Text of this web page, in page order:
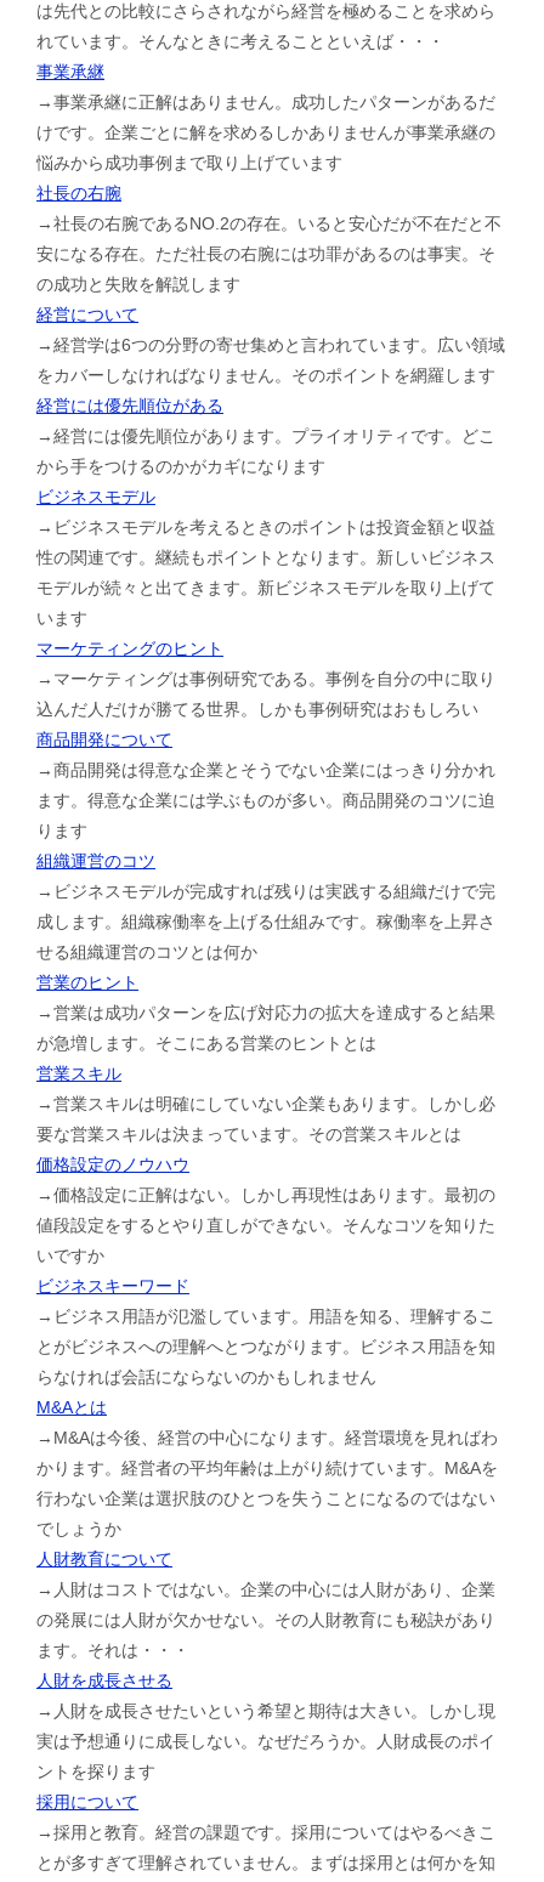
は先代との比較にさらされながら経営を極めることを求めら
れています。そんなときに考えることといえば・・・
事業承継
→事業承継に正解はありません。成功したパターンがあるだ
けです。企業ごとに解を求めるしかありませんが事業承継の
悩みから成功事例まで取り上げています
社長の右腕
→社長の右腕であるNO.2の存在。いると安心だが不在だと不
安になる存在。ただ社長の右腕には功罪があるのは事実。そ
の成功と失敗を解説します
経営について
→経営学は6つの分野の寄せ集めと言われています。広い領域
をカバーしなければなりません。そのポイントを網羅します
経営には優先順位がある
→経営には優先順位があります。プライオリティです。どこ
から手をつけるのかがカギになります
ビジネスモデル
→ビジネスモデルを考えるときのポイントは投資金額と収益
性の関連です。継続もポイントとなります。新しいビジネス
モデルが続々と出てきます。新ビジネスモデルを取り上げて
います
マーケティングのヒント
→マーケティングは事例研究である。事例を自分の中に取り
込んだ人だけが勝てる世界。しかも事例研究はおもしろい
商品開発について
→商品開発は得意な企業とそうでない企業にはっきり分かれ
ます。得意な企業には学ぶものが多い。商品開発のコツに迫
ります
組織運営のコツ
→ビジネスモデルが完成すれば残りは実践する組織だけで完
成します。組織稼働率を上げる仕組みです。稼働率を上昇さ
せる組織運営のコツとは何か
営業のヒント
→営業は成功パターンを広げ対応力の拡大を達成すると結果
が急増します。そこにある営業のヒントとは
営業スキル
→営業スキルは明確にしていない企業もあります。しかし必
要な営業スキルは決まっています。その営業スキルとは
価格設定のノウハウ
→価格設定に正解はない。しかし再現性はあります。最初の
値段設定をするとやり直しができない。そんなコツを知りた
いですか
ビジネスキーワード
→ビジネス用語が氾濫しています。用語を知る、理解するこ
とがビジネスへの理解へとつながります。ビジネス用語を知
らなければ会話にならないのかもしれません
M&Aとは
→M&Aは今後、経営の中心になります。経営環境を見ればわ
かります。経営者の平均年齢は上がり続けています。M&Aを
行わない企業は選択肢のひとつを失うことになるのではない
でしょうか
人財教育について
→人財はコストではない。企業の中心には人財があり、企業
の発展には人財が欠かせない。その人財教育にも秘訣があり
ます。それは・・・
人財を成長させる
→人財を成長させたいという希望と期待は大きい。しかし現
実は予想通りに成長しない。なぜだろうか。人財成長のポイ
ントを探ります
採用について
→採用と教育。経営の課題です。採用についてはやるべきこ
とが多すぎて理解されていません。まずは採用とは何かを知